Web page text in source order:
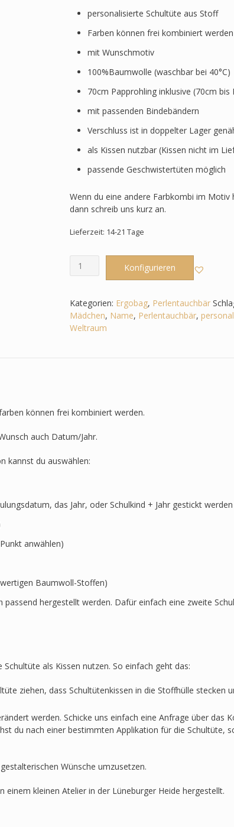
personalisierte Schultüte aus Stoff
Farben können frei kombiniert werden
mit Wunschmotiv
100%Baumwolle (waschbar bei 40°C)
70cm Papprohling inklusive (70cm
mit passenden Bindebändern
Verschluss ist in doppelter Lager
als Kissen nutzbar (Kissen nicht im
passende Geschwistertüten möglich
Wenn du eine andere Farbkombi im
dann schreib uns kurz an.
Lieferzeit: 14-21 Tage
Schultüte
Ergobag
Perlentauchbär–
Weltall
-
Menge
Konfigurieren
Kategorien: Ergobag, Perlentauchbär
Mädchen, Name, Perlentauchbär,
Weltraum
können frei kombiniert werden.
auch Datum/Jahr.
kannst du auswählen:
das Jahr, oder Schulkind + Jahr gestickt werden
anwählen)
Baumwoll-Stoffen)
passend hergestellt werden. Dafür einfach eine zweite
als Kissen nutzen. So einfach geht das:
ziehen, dass Schultütenkissen in die Stoffhülle stecken
werden. Schicke uns einfach eine Anfrage über das
du nach einer bestimmten Applikation für die Schultüte,
Wünsche umzusetzen.
einem kleinen Atelier in der Lüneburger Heide hergestellt.